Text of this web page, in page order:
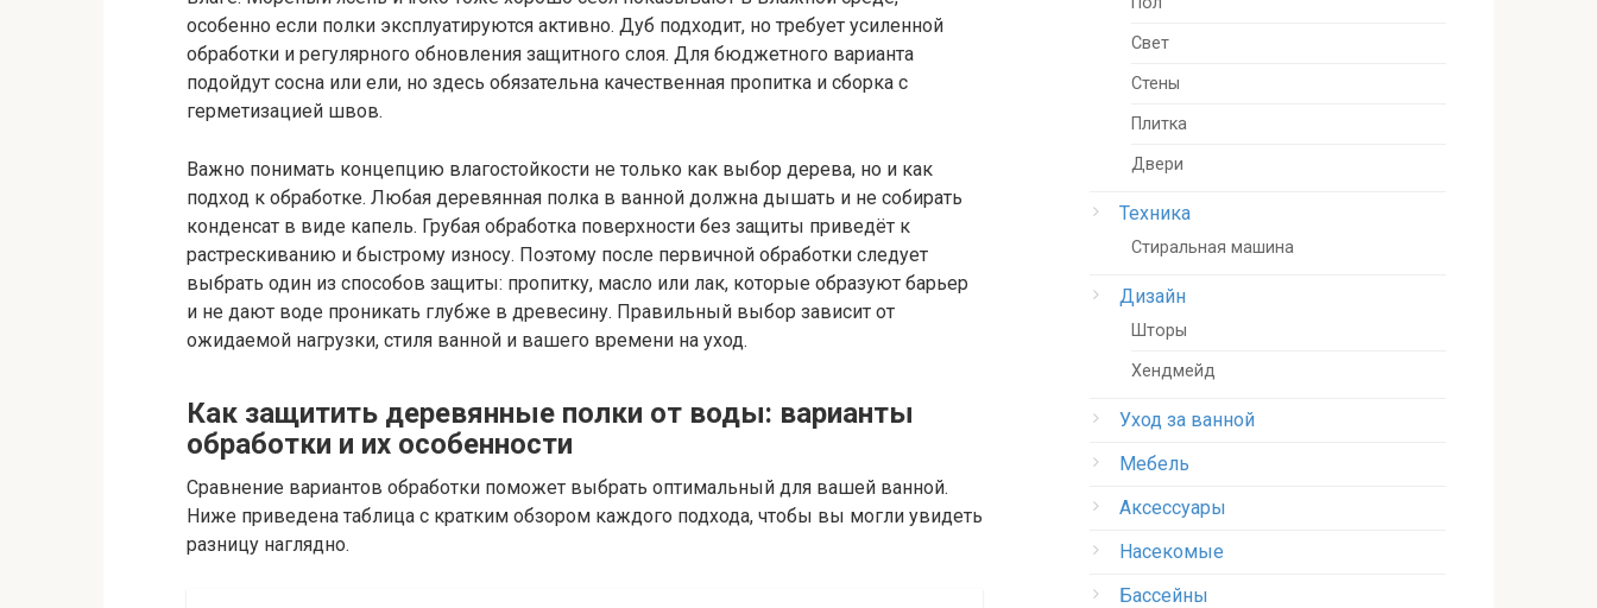
особенно если полки эксплуатируются активно. Дуб подходит, но требует усиленной
обработки и регулярного обновления защитного слоя. Для бюджетного варианта
подойдут сосна или ели, но здесь обязательна качественная пропитка и сборка с
герметизацией швов.
Важно понимать концепцию влагостойкости не только как выбор дерева, но и как
подход к обработке. Любая деревянная полка в ванной должна дышать и не собирать
конденсат в виде капель. Грубая обработка поверхности без защиты приведёт к
растрескиванию и быстрому износу. Поэтому после первичной обработки следует
выбрать один из способов защиты: пропитку, масло или лак, которые образуют барьер
и не дают воде проникать глубже в древесину. Правильный выбор зависит от
ожидаемой нагрузки, стиля ванной и вашего времени на уход.
Как защитить деревянные полки от воды: варианты
обработки и их особенности
Сравнение вариантов обработки поможет выбрать оптимальный для вашей ванной.
Ниже приведена таблица с кратким обзором каждого подхода, чтобы вы могли увидеть
разницу наглядно.
Свет
Стены
Плитка
Двери
Техника
Стиральная машина
Дизайн
Шторы
Хендмейд
Уход за ванной
Мебель
Аксессуары
Насекомые
Бассейны